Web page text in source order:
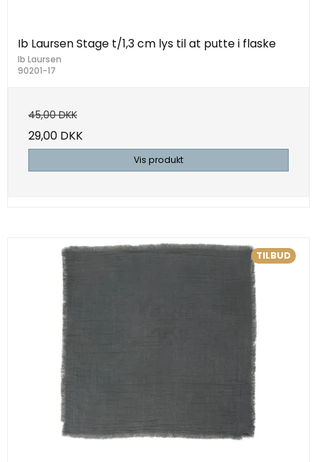
Ib Laursen Stage t/1,3 cm lys til at putte i flaske
Ib Laursen
90201-17
45,00 DKK
29,00 DKK
Vis produkt
TILBUD